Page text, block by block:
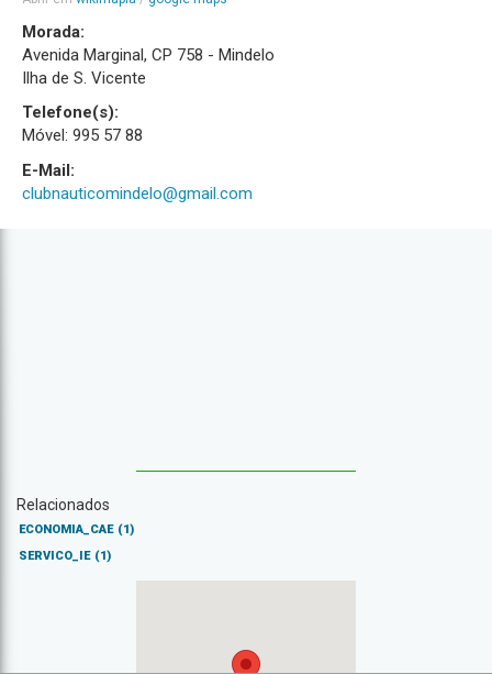
Morada:
Avenida Marginal, CP 758 - Mindelo
Ilha de S. Vicente
Telefone(s):
Móvel: 995 57 88
E-Mail:
clubnauticomindelo@gmail.com
Relacionados
ECONOMIA_CAE (1)
SERVICO_IE (1)